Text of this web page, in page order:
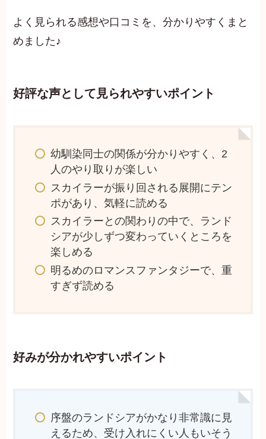
よく見られる感想や口コミを、分かりやすくまと
めました♪
好評な声として見られやすいポイント
幼馴染同士の関係が分かりやすく、2
人のやり取りが楽しい
スカイラーが振り回される展開にテン
ポがあり、気軽に読める
スカイラーとの関わりの中で、ランド
シアが少しずつ変わっていくところを
楽しめる
明るめのロマンスファンタジーで、重
すぎず読める
好みが分かれやすいポイント
序盤のランドシアがかなり非常識に見
えるため、受け入れにくい人もいそう